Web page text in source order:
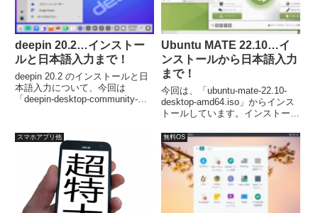
deepin 20.2…インストー
ルと日本語入力まで！
deepin 20.2 のインストールと日
本語入力について、今回は
「deepin-desktop-community-
に難しいところもなく、流れ通り
すすめれば完了すると思います。
Ubuntu MATE 22.10…イ
ンストールから日本語入力
まで！
今回は、「ubuntu-mate-22.10-
desktop-amd64.iso」からインス
トールしています。インストール
は日本語入力が可能になります。
スマホアプリ他 無料OS